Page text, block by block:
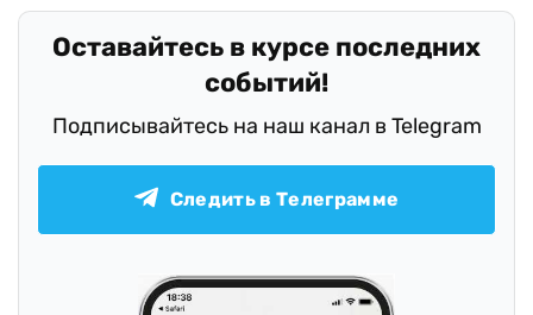
Оставайтесь в курсе последних
событий!
Подписывайтесь на наш канал в Telegram
Следить в Телеграмме